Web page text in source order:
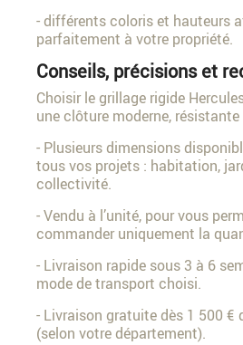
- différents coloris et hauteurs
parfaitement à votre propriété.
Conseils, précisions et
Choisir le grillage rigide
une clôture moderne,
- Plusieurs dimensions
tous vos projets : habitation,
collectivité.
- Vendu à l’unité, pour vous
commander uniquement la
- Livraison rapide sous 3 à 6
mode de transport choisi.
- Livraison gratuite dès 1 500 €
(selon votre département).